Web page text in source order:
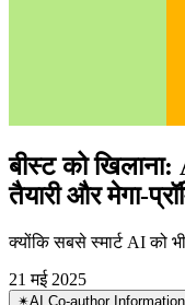
बीस्ट को
तैयारी और मेगा-